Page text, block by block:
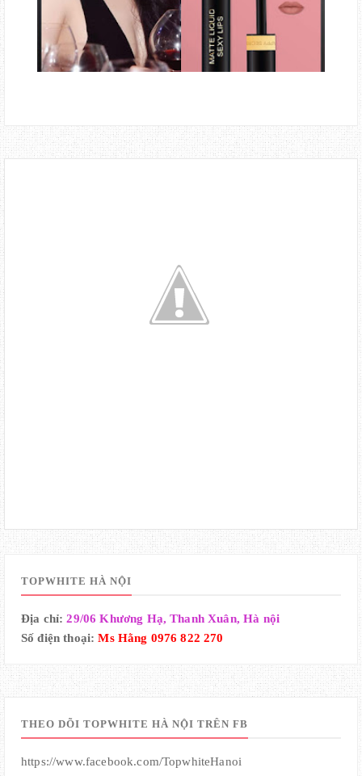
TOPWHITE HÀ NỘI
Địa chỉ:29/06 Khương Hạ, Thanh Xuân, Hà nội
Số điện thoại:Ms Hằng 0976 822 270
THEO DÕI TOPWHITE HÀ NỘI TRÊN FB
https://www.facebook.com/TopwhiteHanoi